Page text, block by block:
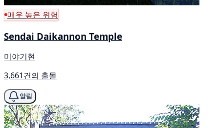
매우 높은 위험
Sendai Daikannon Temple
미야기현
3,661건의 출몰
알림